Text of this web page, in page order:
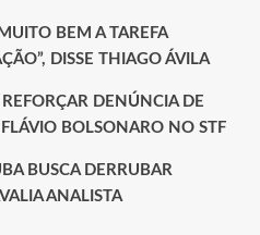
BEM A TAREFA
DISSE THIAGO ÁVILA
DENÚNCIA DE
BOLSONARO NO STF
BUSCA DERRUBAR
ANALISTA